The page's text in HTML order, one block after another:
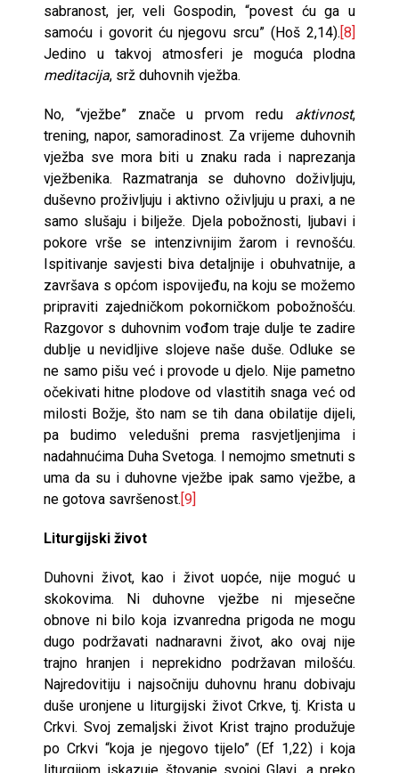
sabranost, jer, veli Gospodin, “povest ću ga u
samoću i govorit ću njegovu srcu” (Hoš 2,14).[8]
Jedino u takvoj atmosferi je moguća plodna
meditacija, srž duhovnih vježba.
No, “vježbe” znače u prvom redu aktivnost,
trening, napor, samoradinost. Za vrijeme duhovnih
vježba sve mora biti u znaku rada i naprezanja
vježbenika. Razmatranja se duhovno doživljuju,
duševno proživljuju i akti­vno oživljuju u praxi, a ne
samo slušaju i bilježe. Djela pobožnosti, ljubavi i
pokore vrše se intenzivnijim žarom i revnošću.
Ispitivanje savjesti biva de­taljnije i obuhvatnije, a
završava s općom ispovijeđu, na koju se možemo
pripraviti zajedničkom pokorničkom pobožnošću.
Razgovor s duhovnim vođom traje dulje te zadire
dublje u nevidljive slojeve naše duše. Odluke se
ne samo pišu već i provode u djelo. Nije pametno
očekivati hitne plodove od vlastitih snaga već od
milosti Božje, što nam se tih dana obilatije dijeli,
pa budimo veledušni prema rasvjetljenjima i
nadahnućima Duha Svetoga. I nemojmo smetnuti s
uma da su i duhovne vježbe ipak samo vježbe, a
ne gotova savršenost.[9]
Liturgijski život
Duhovni život, kao i život uopće, nije moguć u
skokovima. Ni duhovne vježbe ni mjesečne
obnove ni bilo koja izvanredna prigoda ne mogu
dugo podržavati nadnaravni život, ako ovaj nije
trajno hranjen i neprekidno po­državan milošću.
Najredovitiju i najsočniju duhovnu hranu dobivaju
duše uronjene u liturgijski život Crkve, tj. Krista u
Crkvi. Svoj zemaljski život Krist trajno produžuje
po Crkvi “koja je njegovo tijelo” (Ef 1,22) i koja
liturgijom iskazuje štovanje svojoj Glavi, a preko